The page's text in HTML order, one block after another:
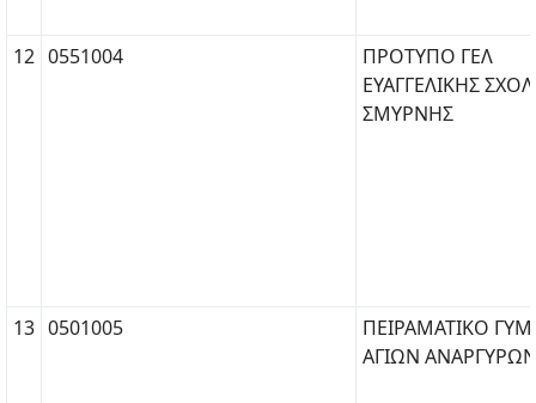
12 0551004
ΠΡΟΤΥΠΟ ΓΕΛ
ΕΥΑΓΓΕΛΙΚΗΣ
ΣΜΥΡΝΗΣ
13 0501005
ΠΕΙΡΑΜΑΤΙΚΟ
ΑΓΙΩΝ ΑΝΑΡΓΥΡΩΝ